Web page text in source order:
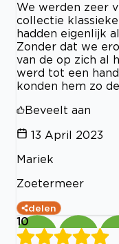
We werden zeer
collectie
hadden eigenlijk
Zonder dat we
van de op zich al
werd tot een
konden hem zo
Beveelt aan
13 April 2023
Mariek
Zoetermeer
delen
10